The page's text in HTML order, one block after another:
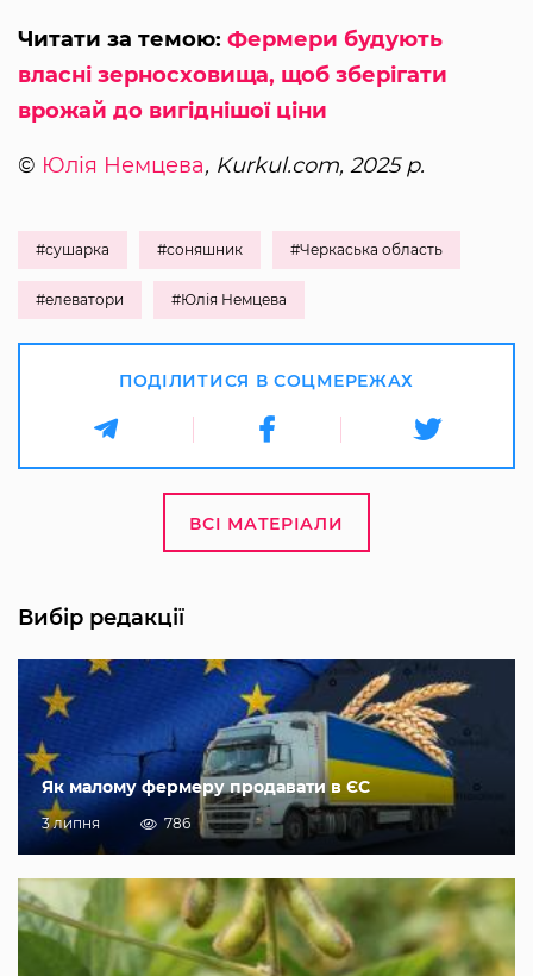
Читати за темою: Фермери будують
власні зерносховища, щоб зберігати
врожай до вигіднішої ціни
© Юлія Немцева, Kurkul.com, 2025 р.
#сушарка #соняшник #Черкаська область
#елеватори #Юлія Немцева
ПОДІЛИТИСЯ В СОЦМЕРЕЖАХ
ВСІ МАТЕРІАЛИ
Вибір редакції
Як малому фермеру продавати в ЄС
3 липня 786